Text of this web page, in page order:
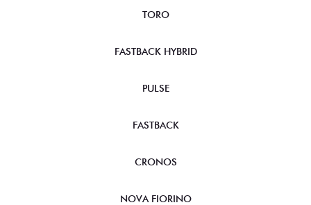
TORO
FASTBACK HYBRID
PULSE
FASTBACK
CRONOS
NOVA FIORINO